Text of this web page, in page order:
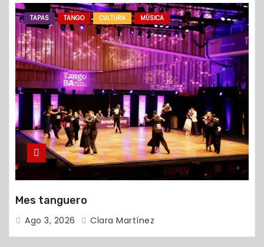
TAPAS TANGO CULTURA MÚSICA
Mes tanguero
Ago 3, 2026 Clara Martínez